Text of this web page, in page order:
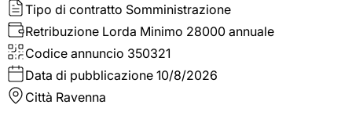
Tipo di contratto Somministrazione
Retribuzione Lorda Minimo 28000 annuale
Codice annuncio 350321
Data di pubblicazione 10/8/2026
Città Ravenna